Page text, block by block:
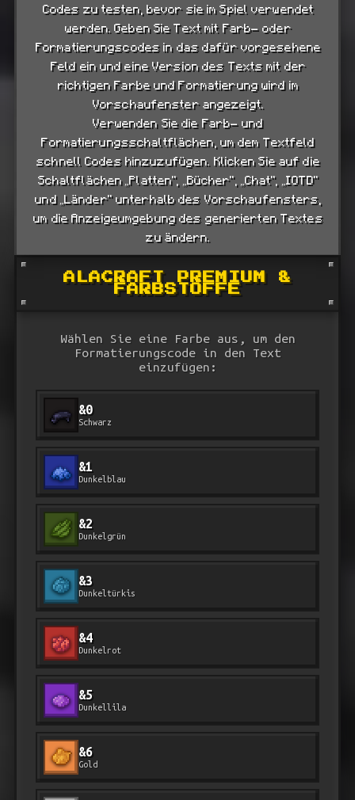
Codes zu testen, bevor sie im Spiel verwendet
werden. Geben Sie Text mit Farb- oder
Formatierungscodes in das dafür vorgesehene
Feld ein und eine Version des Texts mit der
richtigen Farbe und Formatierung wird im
Vorschaufenster angezeigt.
Verwenden Sie die Farb- und
Formatierungsschaltflächen, um dem Textfeld
schnell Codes hinzuzufügen. Klicken Sie auf die
Schaltflächen „Platten“, „Bücher“, „Chat“, „IOTD“
und „Länder“ unterhalb des Vorschaufensters,
um die Anzeigeumgebung des generierten Textes
zu ändern.
ALACRAFT PREMIUM &
FARBSTOFFE
Wählen Sie eine Farbe aus, um den
Formatierungscode in den Text
einzufügen:
&0
Schwarz
&1
Dunkelblau
&2
Dunkelgrün
&3
Dunkeltürkis
&4
Dunkelrot
&5
Dunkellila
&6
Gold